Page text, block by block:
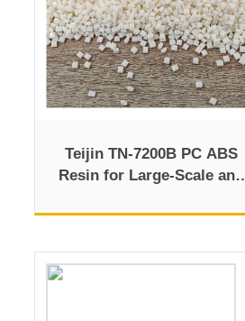
Teijin TN-7200B PC ABS
Resin for Large-Scale and